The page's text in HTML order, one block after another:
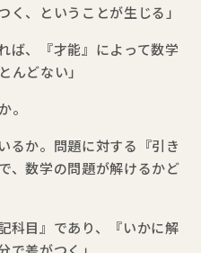
く、ということが生じる」
ば、『才能』によって数学
んどない」
。
るか。問題に対する『引き
、数学の問題が解けるかど
科目』であり、『いかに解